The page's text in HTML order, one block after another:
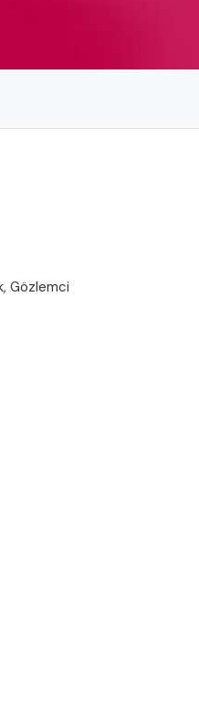
Gözlemci